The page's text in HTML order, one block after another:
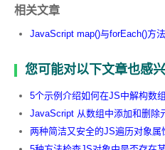
相关文章
JavaScript map()与forEach()方
您可能对以下文章也感
5个示例介绍如何在JS中解构数
JavaScript 从数组中添加和删除
两种简洁又安全的JS遍历对象属